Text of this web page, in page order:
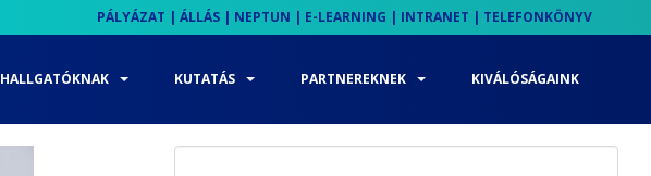
PÁLYÁZAT | ÁLLÁS | NEPTUN | E-LEARNING | INTRANET | TELEFONKÖNYV
HALLGATÓKNAK KUTATÁS PARTNEREKNEK KIVÁLÓSÁGAINK